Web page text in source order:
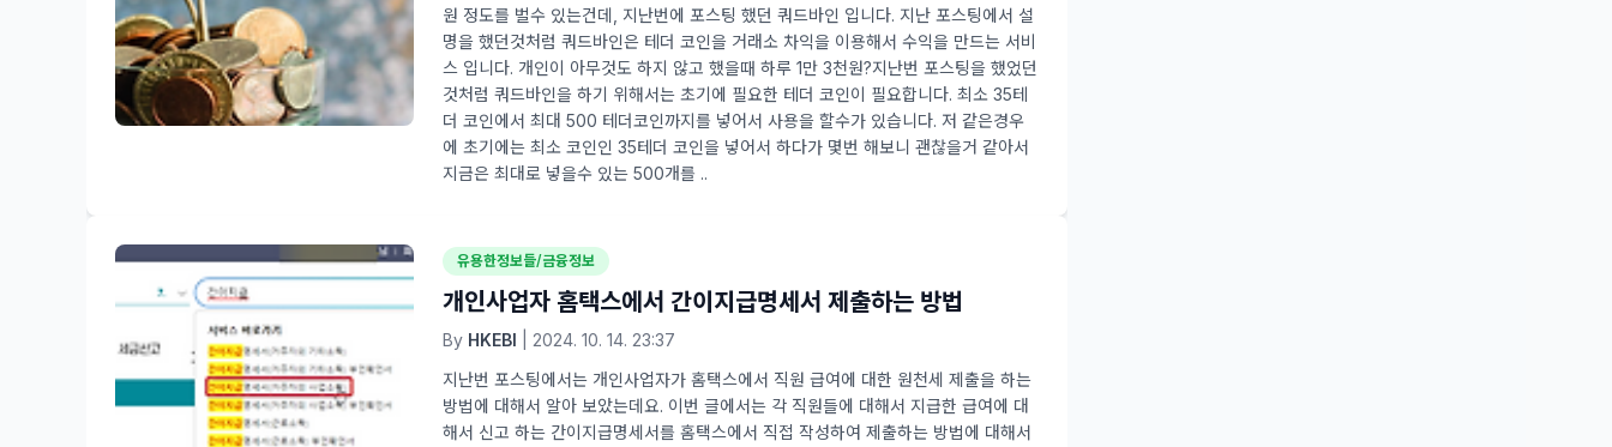
원 정도를 벌수 있는건데, 지난번에 포스팅 했던 쿼드바인 입니다. 지난 포스팅에서 설
명을 했던것처럼 쿼드바인은 테더 코인을 거래소 차익을 이용해서 수익을 만드는 서비
스 입니다. 개인이 아무것도 하지 않고 했을때 하루 1만 3천원?지난번 포스팅을 했었던
것처럼 쿼드바인을 하기 위해서는 초기에 필요한 테더 코인이 필요합니다. 최소 35테
더 코인에서 최대 500 테더코인까지를 넣어서 사용을 할수가 있습니다. 저 같은경우
에 초기에는 최소 코인인 35테더 코인을 넣어서 하다가 몇번 해보니 괜찮을거 같아서
지금은 최대로 넣을수 있는 500개를 ..
유용한정보들/금융정보
개인사업자 홈택스에서 간이지급명세서 제출하는 방법
By HKEBI | 2024. 10. 14. 23:37
지난번 포스팅에서는 개인사업자가 홈택스에서 직원 급여에 대한 원천세 제출을 하는
방법에 대해서 알아 보았는데요. 이번 글에서는 각 직원들에 대해서 지급한 급여에 대
해서 신고 하는 간이지급명세서를 홈택스에서 직접 작성하여 제출하는 방법에 대해서